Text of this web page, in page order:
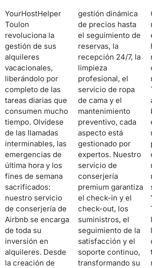
YourHostHelper
Toulon
revoluciona la
gestión de sus
alquileres
vacacionales,
liberándolo por
completo de las
tareas diarias que
consumen mucho
tiempo. Olvídese
de las llamadas
interminables, las
emergencias de
última hora y los
fines de semana
sacrificados:
nuestro servicio
de conserjería de
Airbnb se encarga
de toda su
inversión en
alquileres. Desde
la creación de
gestión dinámica
de precios hasta
el seguimiento de
reservas, la
recepción 24/7, la
limpieza
profesional, el
servicio de ropa
de cama y el
mantenimiento
preventivo, cada
aspecto está
gestionado por
expertos. Nuestro
servicio de
conserjería
premium garantiza
el check-in y el
check-out, los
suministros, el
seguimiento de la
satisfacción y el
soporte continuo,
transformando su
Gracias a
nuestros
estándares
hoteleros y a
nuestro profundo
conocimiento del
mercado de
Toulon, sus
alquileres se
benefician de
excelentes
reseñas y un
posicionamiento
de alto nivel que
maximiza el
rendimiento de
sus alquileres.
YourHostHelper
Toulon finalmente
le ofrece la
libertad de
disfrutar de su
tiempo libre
mientras asegura